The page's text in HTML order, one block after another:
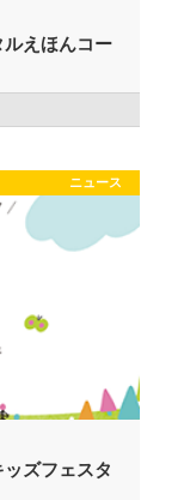
えほんコー
ニュース
ズフェスタ